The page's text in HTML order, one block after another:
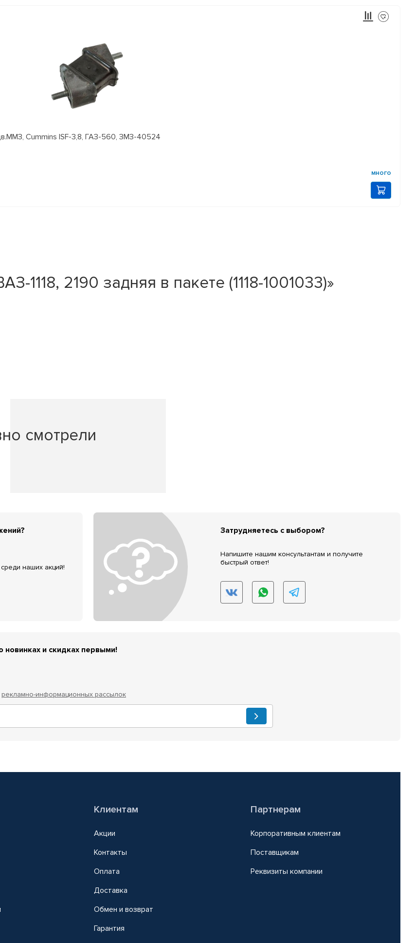
Cummins ISF-3,8, ГАЗ-560, ЗМЗ-40524
много
1118, 2190 задняя в пакете (1118-1001033)»
смотрели
наших акций!
Затрудняетесь с выбором?
Напишите нашим консультантам и получите
быстрый ответ!
и скидках первыми!
рекламно-информационных рассылок
Клиентам
Акции
Контакты
Оплата
Доставка
Обмен и возврат
Гарантия
Партнерам
Корпоративным клиентам
Поставщикам
Реквизиты компании